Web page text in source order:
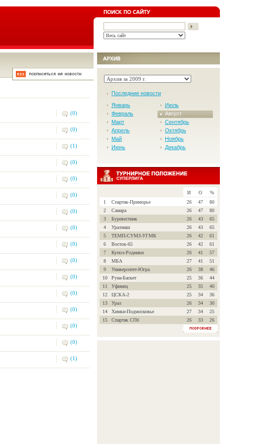
(0)
(0)
(1)
(0)
(0)
(0)
(0)
(0)
(0)
(0)
(0)
(0)
(0)
(0)
(0)
(1)
Последние новости
Январь
Февраль
Март
Апрель
Май
Июнь
Июль
Август
Сентябрь
Октябрь
Ноябрь
Декабрь
И О
%
1
Спартак-Приморье 26 47
80
2
Самара 26 47
80
3
Буревестник 26 43
65
4
Уралмаш 26 43
65
5
ТЕМП-СУМЗ-УГМК 26 42
61
6
Восток-65 26 42
61
7
Купол-Родники 26 41
57
8
МБА 27 41
51
9
Университет-Югра 26 38
46
10
Руна-Баскет 25 36
44
11
Уфимец 25 35
40
12
ЦСКА-2 25 34
36
13
Урал 26 34
30
14
Химки-Подмосковье 27 34
25
15
Спартак СПб 26 33 26